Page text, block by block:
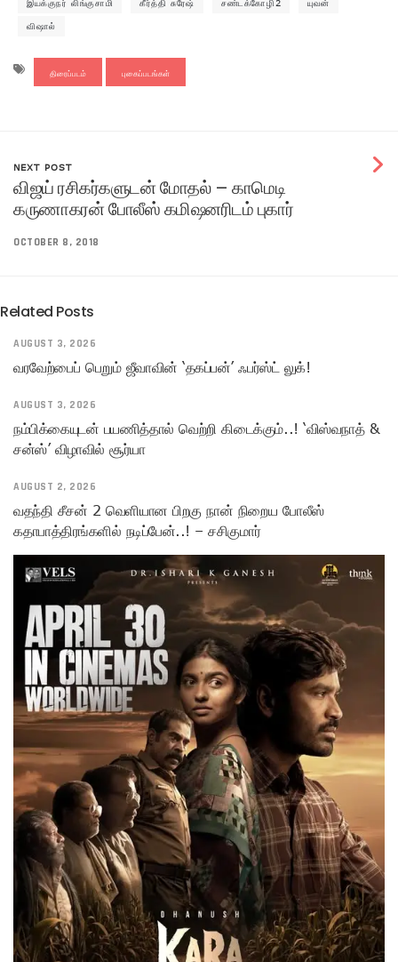
இயக்குநர் லிங்குசாமி கீர்த்தி சுரேஷ் சண்டக்கோழி2 யுவன்
விஷால்
திரைப்படம் புகைப்படங்கள்
NEXT POST
விஜய் ரசிகர்களுடன் மோதல் – காமெடி
கருணாகரன் போலீஸ் கமிஷனரிடம் புகார்
OCTOBER 8, 2018
Related Posts
AUGUST 3, 2026
வரவேற்பைப் பெறும் ஜீவாவின் ‘தகப்பன்’ ஃபர்ஸ்ட் லுக்!
AUGUST 3, 2026
நம்பிக்கையுடன் பயணித்தால் வெற்றி கிடைக்கும்..! ‘விஸ்வநாத் &
சன்ஸ்’ விழாவில் சூர்யா
AUGUST 2, 2026
வதந்தி சீசன் 2 வெளியான பிறகு நான் நிறைய போலீஸ்
கதாபாத்திரங்களில் நடிப்பேன்..! – சசிகுமார்